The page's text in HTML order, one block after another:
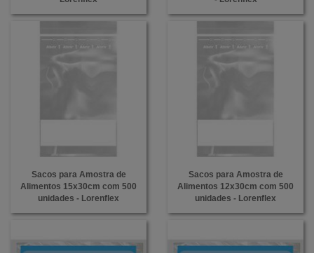
Sacos para Amostra de
Alimentos 15x30cm com 500
unidades - Lorenflex
Sacos para Amostra de
Alimentos 12x30cm com 500
unidades - Lorenflex